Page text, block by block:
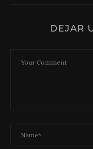
DEJAR